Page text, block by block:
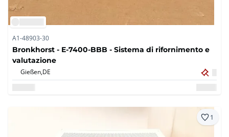
A1-48903-30
Bronkhorst - E-7400-BBB - Sistema di rifornimento e
valutazione
Gießen,DE
1